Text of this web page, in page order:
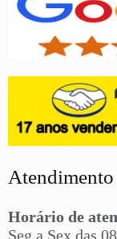
Atendimento
Horário de
Seg a Sex das